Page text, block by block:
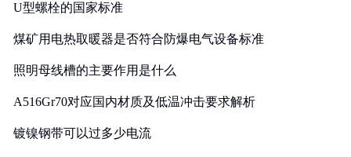
U型螺栓的国家标准
煤矿用电热取暖器是否符合防爆电气设备标准
照明母线槽的主要作用是什么
A516Gr70对应国内材质及低温冲击要求解析
镀镍钢带可以过多少电流